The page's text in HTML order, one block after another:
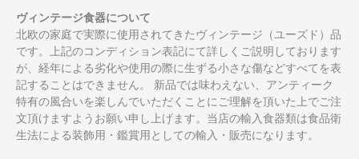
ヴィンテージ食器について
北欧の家庭で実際に使用されてきたヴィンテージ（ユーズド）品
です。上記のコンディション表記にて詳しくご説明しております
が、経年による劣化や使用の際に生ずる小さな傷などすべてを表
記することはできません。 新品では味わえない、アンティーク
特有の風合いを楽しんでいただくことにご理解を頂いた上でご注
文頂けますようお願い申し上げます。当店の輸入食器類は食品衛
生法による装飾用・鑑賞用としての輸入・販売になります。